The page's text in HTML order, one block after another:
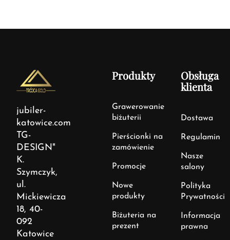
jubiler-
katowice.com
TG-
DESIGN"
K.
Szymczyk,
ul.
Mickiewicza
18, 40-
092
Katowice
Produkty
Grawerowanie
biżuterii
Pierścionki na
zamówienie
Promocje
Nowe
produkty
Biżuteria na
prezent
Obsługa
klienta
Dostawa
Regulamin
Nasze
salony
Polityka
Prywatności
Informacja
prawna